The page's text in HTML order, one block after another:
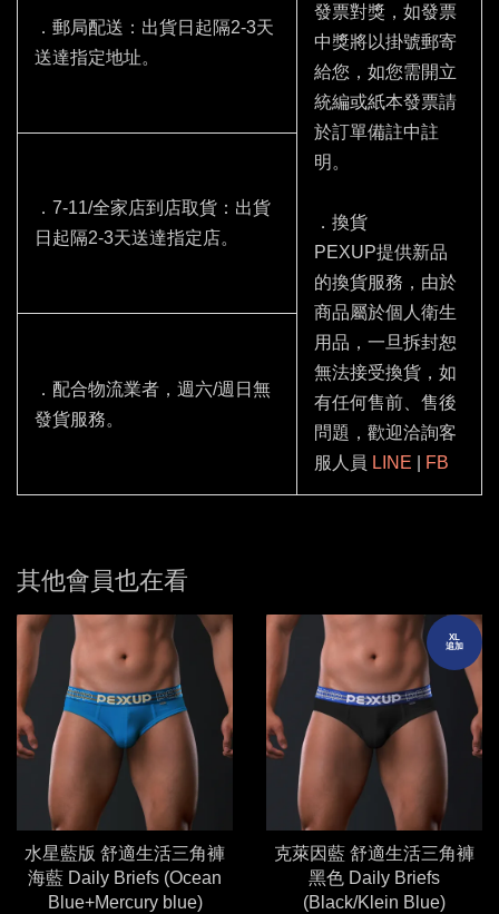
發票對獎，如發票
中獎將以掛號郵寄
給您，如您需開立
統編或紙本發票請
於訂單備註中註
明。
．換貨
PEXUP提供新品
的換貨服務，由於
商品屬於個人衛生
用品，一旦拆封恕
無法接受換貨，如
有任何售前、售後
問題，歡迎洽詢客
服人員 LINE FB
．郵局配送：出貨日起隔2-3天
送達指定地址。
．7-11/全家店到店取貨：出貨
日起隔2-3天送達指定店。
．配合物流業者，週六/週日無
發貨服務。
其他會員也在看
水星藍版 舒適生活三角褲
海藍 Daily Briefs (Ocean
Blue+Mercury blue)
XL
追加
克萊因藍 舒適生活三角褲
黑色 Daily Briefs
(Black/Klein Blue)